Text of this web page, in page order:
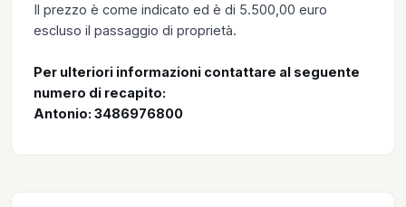
Il prezzo è come indicato ed è di 5.500,00 euro
escluso il passaggio di proprietà.
Per ulteriori informazioni contattare al seguente
numero di recapito:
Antonio: 3486976800